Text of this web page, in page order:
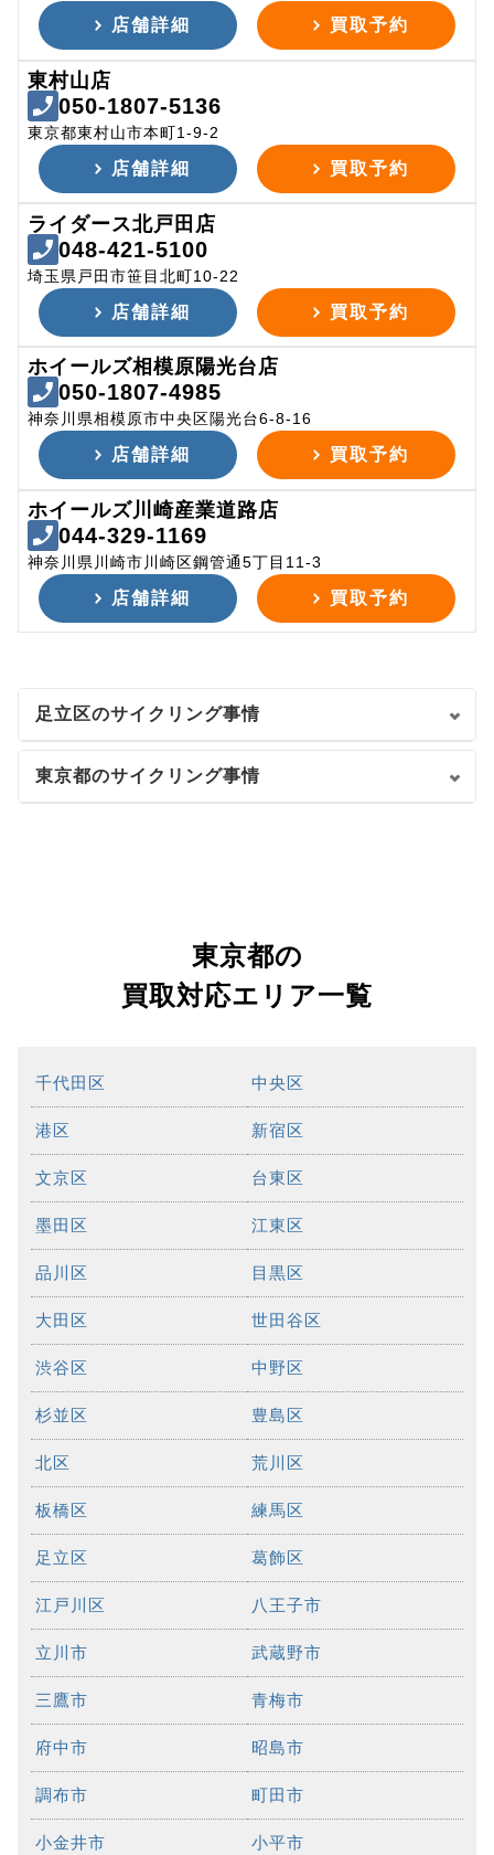
店舗詳細 買取予約
東村山店
050-1807-5136
東京都東村山市本町1-9-2
店舗詳細 買取予約
ライダース北戸田店
048-421-5100
埼玉県戸田市笹目北町10-22
店舗詳細 買取予約
ホイールズ相模原陽光台店
050-1807-4985
神奈川県相模原市中央区陽光台6-8-16
店舗詳細 買取予約
ホイールズ川崎産業道路店
044-329-1169
神奈川県川崎市川崎区鋼管通5丁目11-3
店舗詳細 買取予約
足立区のサイクリング事情
東京都のサイクリング事情
東京都の
買取対応エリア一覧
千代田区 中央区
港区 新宿区
文京区 台東区
墨田区 江東区
品川区 目黒区
大田区 世田谷区
渋谷区 中野区
杉並区 豊島区
北区 荒川区
板橋区 練馬区
足立区 葛飾区
江戸川区 八王子市
立川市 武蔵野市
三鷹市 青梅市
府中市 昭島市
調布市 町田市
小金井市 小平市